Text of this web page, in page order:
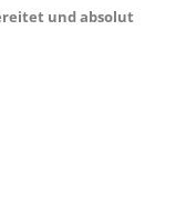
und absolut